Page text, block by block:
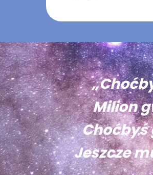
Milion
Choćbyś
Jeszcze